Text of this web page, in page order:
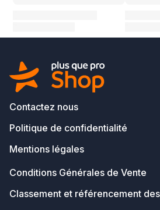
Contactez nous
Politique de confidentialité
Mentions légales
Conditions Générales de Vente
Classement et référencement